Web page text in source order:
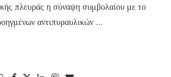
πλευράς η σύναψη συμβολαίου με το
αντιπυραυλικών …